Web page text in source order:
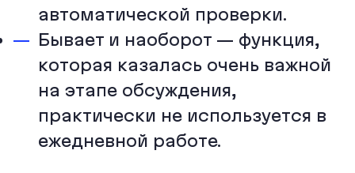
автоматической проверки.
Бывает и наоборот — функция,
которая казалась очень важной
на этапе обсуждения,
практически не используется в
ежедневной работе.